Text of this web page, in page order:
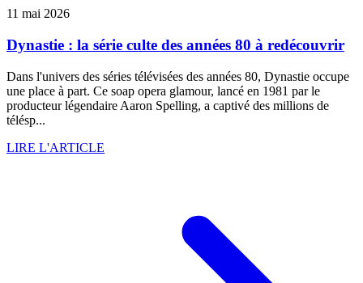
11 mai 2026
Dynastie : la série culte des années 80 à redécouvrir
Dans l'univers des séries télévisées des années 80, Dynastie occupe
une place à part. Ce soap opera glamour, lancé en 1981 par le
producteur légendaire Aaron Spelling, a captivé des millions de
télésp...
LIRE L'ARTICLE